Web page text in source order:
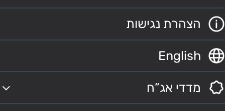
הצהרת נגישות
English
מדדי אג”ח